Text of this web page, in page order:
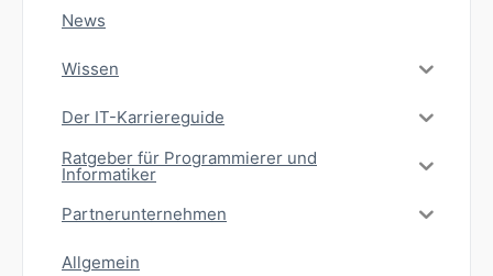
News
Wissen
Der IT-Karriereguide
Ratgeber für Programmierer und
Informatiker
Partnerunternehmen
Allgemein